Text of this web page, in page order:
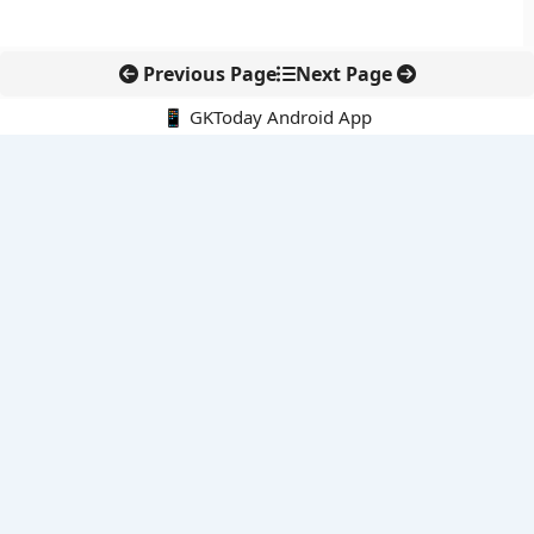
Previous Page Next Page
📱 GKToday Android App